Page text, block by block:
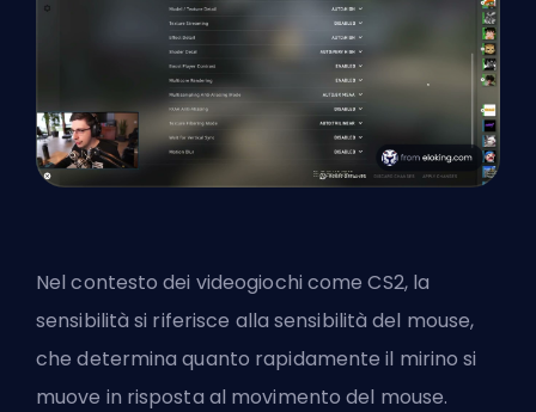
Nel contesto dei videogiochi come CS2, la
sensibilità si riferisce alla sensibilità del mouse,
che determina quanto rapidamente il mirino si
muove in risposta al movimento del mouse.